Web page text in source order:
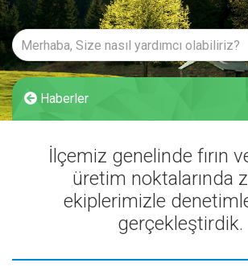
Haberler
İlçemiz genelinde fırın
üretim noktalarında
ekiplerimizle
gerçekleştirdik.